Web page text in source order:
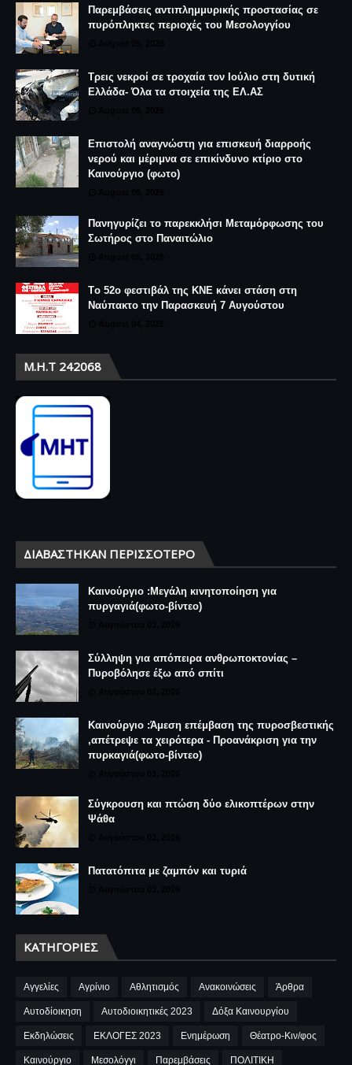
Παρεμβάσεις αντιπλημμυρικής προστασίας σε
πυρόπληκτες περιοχές του Μεσολογγίου
Τρεις νεκροί σε τροχαία τον Ιούλιο στη δυτική
Ελλάδα- Όλα τα στοιχεία της ΕΛ.ΑΣ
Επιστολή αναγνώστη για επισκευή διαρροής
νερού και μέριμνα σε επικίνδυνο κτίριο στο
Καινούργιο (φωτο)
Πανηγυρίζει το παρεκκλήσι Μεταμόρφωσης του
Σωτήρος στο Παναιτώλιο
Tο 52ο φεστιβάλ της ΚΝΕ κάνει στάση στη
Ναύπακτο την Παρασκευή 7 Αυγούστου
Μ.Η.Τ 242068
ΔΙΑΒΆΣΤΗΚΑΝ ΠΕΡΙΣΣΌΤΕΡΟ
Καινούργιο :Μεγάλη κινητοποίηση για
πυργαγιά(φωτο-βίντεο)
Σύλληψη για απόπειρα ανθρωποκτονίας –
Πυροβόλησε έξω από σπίτι
Καινούργιο :Άμεση επέμβαση της πυροσβεστικής
,απέτρεψε τα χειρότερα - Προανάκριση για την
πυρκαγιά(φωτο-βίντεο)
Σύγκρουση και πτώση δύο ελικοπτέρων στην
Ψάθα
Πατατόπιτα με ζαμπόν και τυριά
ΚΑΤΗΓΟΡΊΕΣ
Αγγελίες Αγρίνιο Αθλητισμός Ανακοινώσεις Άρθρα
Αυτοδίοικηση Αυτοδιοικητικές 2023 Δόξα Καινουργίου
Εκδηλώσεις ΕΚΛΟΓΕΣ 2023 Ενημέρωση Θέατρο-Κιν/φος
Καινούργιο Μεσολόγγι Παρεμβάσεις ΠΟΛΙΤΙΚΗ